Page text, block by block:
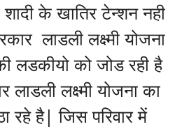
के खातिर टेन्शन नही
लाडली लक्ष्मी योजना
लडकीयो को जोड रही है
लाडली लक्ष्मी योजना का
रहे है| जिस परिवार में